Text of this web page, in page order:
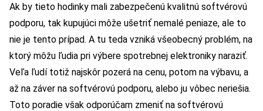
Ak by tieto hodinky mali zabezpečenú kvalitnú softvérovú
podporu, tak kupujúci môže ušetriť nemalé peniaze, ale to
nie je tento prípad. A tu teda vzniká všeobecný problém, na
ktorý môžu ľudia pri výbere spotrebnej elektroniky naraziť.
Veľa ľudí totiž najskôr pozerá na cenu, potom na výbavu, a
až na záver na softvérovú podporu, alebo ju vôbec neriešia.
Toto poradie však odporúčam zmeniť na softvérovú